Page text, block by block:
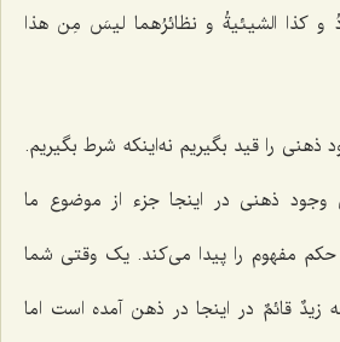
و کذا الشیئیةُ و نظائرُهما لیسَ مِن هذا
ذهنی را قید بگیریم نه‌اینکه شرط بگیریم.
وجود ذهنی در اینجا جزء از موضوع ما
مفهوم را پیدا می‌کند. یک وقتی شما
زیدٌ قائمٌ در اینجا در ذهن آمده است اما